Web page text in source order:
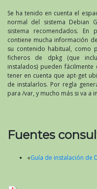
Se ha tenido en cuenta el
normal del sistema Debian
sistema recomendados.
contiene mucha información
su contenido habitual, como
ficheros de dpkg (que
instalados) pueden
tener en cuenta que apt-get
de instalarlos. Por regla
para /var, y mucho más si va a
Fuentes
«Guía de instalación de